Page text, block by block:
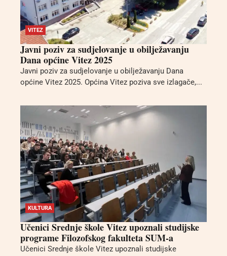
VITEZ
Javni poziv za sudjelovanje u obilježavanju
Dana općine Vitez 2025
Javni poziv za sudjelovanje u obilježavanju Dana
općine Vitez 2025. Općina Vitez poziva sve izlagače,...
KULTURA
Učenici Srednje škole Vitez upoznali studijske
programe Filozofskog fakulteta SUM-a
Učenici Srednje škole Vitez upoznali studijske